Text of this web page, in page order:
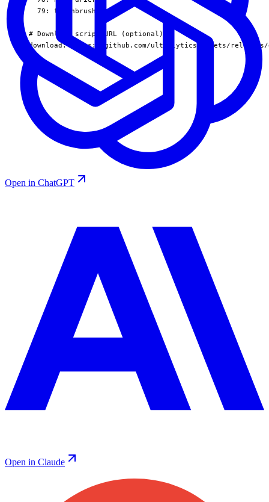
  79: toothbrush
# Download script/URL (optional)
download: https://github.com/ultralytics/assets/releases/
Open in ChatGPT
Open in Claude